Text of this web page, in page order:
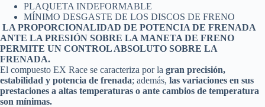
PLAQUETA INDEFORMABLE
MÍNIMO DESGASTE DE LOS DISCOS DE FRENO
LA PROPORCIONALIDAD DE POTENCIA DE FRENADA
ANTE LA PRESIÓN SOBRE LA MANETA DE FRENO
PERMITE UN CONTROL ABSOLUTO SOBRE LA
FRENADA.
El compuesto EX Race se caracteriza por la gran precisión,
estabilidad y potencia de frenada; además, las variaciones en sus
prestaciones a altas temperaturas o ante cambios de temperatura
son mínimas.